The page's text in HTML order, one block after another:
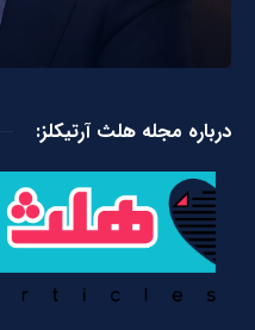
درباره مجله هلث آرتیکلز: